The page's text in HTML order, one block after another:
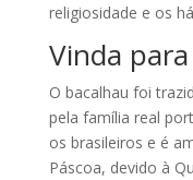
religiosidade e os
Vinda
O bacalhau foi
pela família real
os brasileiros e é
Páscoa, devido à